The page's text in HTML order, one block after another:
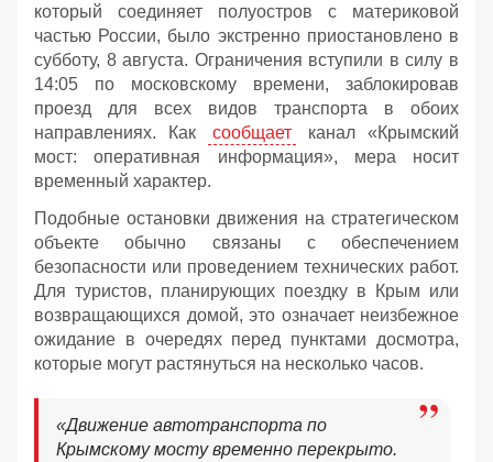
который соединяет полуостров с материковой
частью России, было экстренно приостановлено в
субботу, 8 августа. Ограничения вступили в силу в
14:05 по московскому времени, заблокировав
проезд для всех видов транспорта в обоих
направлениях. Как
сообщает
канал «Крымский
мост: оперативная информация», мера носит
временный характер.
Подобные остановки движения на стратегическом
объекте обычно связаны с обеспечением
безопасности или проведением технических работ.
Для туристов, планирующих поездку в Крым или
возвращающихся домой, это означает неизбежное
ожидание в очередях перед пунктами досмотра,
которые могут растянуться на несколько часов.
«Движение автотранспорта по
Крымскому мосту временно перекрыто.